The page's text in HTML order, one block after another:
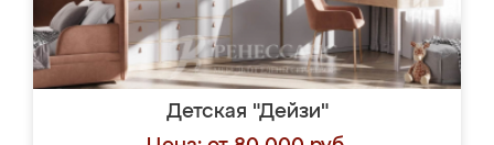
Детская "Дейзи"